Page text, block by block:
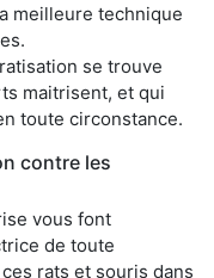
meilleure technique
se trouve
maitrisent, et qui
toute circonstance.
contre les
vous font
de toute
rats et souris dans